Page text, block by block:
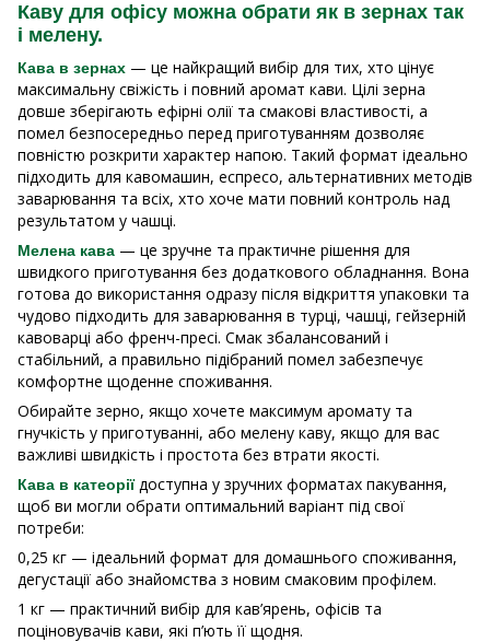
Каву для офісу можна обрати як в зернах так
і мелену.
Кава в зернах — це найкращий вибір для тих, хто цінує
максимальну свіжість і повний аромат кави. Цілі зерна
довше зберігають ефірні олії та смакові властивості, а
помел безпосередньо перед приготуванням дозволяє
повністю розкрити характер напою. Такий формат ідеально
підходить для кавомашин, еспресо, альтернативних методів
заварювання та всіх, хто хоче мати повний контроль над
результатом у чашці.
Мелена кава — це зручне та практичне рішення для
швидкого приготування без додаткового обладнання. Вона
готова до використання одразу після відкриття упаковки та
чудово підходить для заварювання в турці, чашці, гейзерній
кавоварці або френч-пресі. Смак збалансований і
стабільний, а правильно підібраний помел забезпечує
комфортне щоденне споживання.
Обирайте зерно, якщо хочете максимум аромату та
гнучкість у приготуванні, або мелену каву, якщо для вас
важливі швидкість і простота без втрати якості.
Кава в катеорії доступна у зручних форматах пакування,
щоб ви могли обрати оптимальний варіант під свої
потреби:
0,25 кг — ідеальний формат для домашнього споживання,
дегустації або знайомства з новим смаковим профілем.
1 кг — практичний вибір для кав’ярень, офісів та
поціновувачів кави, які п’ють її щодня.